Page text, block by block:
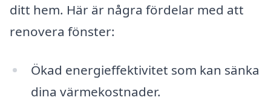
ditt hem. Här är några fördelar med att
renovera fönster:
Ökad energieffektivitet som kan sänka
dina värmekostnader.